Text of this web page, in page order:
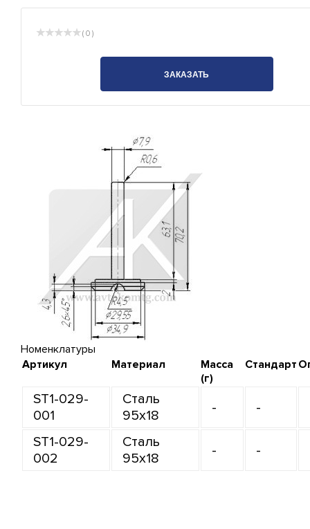
( 0 )
ЗАКАЗАТЬ
Номенклатуры
Артикул
Материал
Масса
(г)
Стандарт
ST1-029-
001
Сталь
95х18
- -
ST1-029-
002
Сталь
95х18
- -